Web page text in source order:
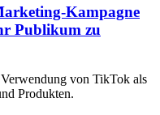
Kampagne
Publikum zu
von TikTok als
Produkten.